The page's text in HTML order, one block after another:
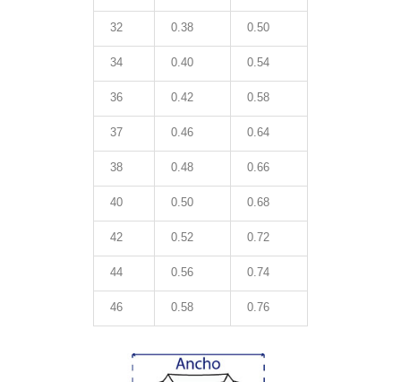
32 0.38 0.50
34 0.40 0.54
36 0.42 0.58
37 0.46 0.64
38 0.48 0.66
40 0.50 0.68
42 0.52 0.72
44 0.56 0.74
46 0.58 0.76